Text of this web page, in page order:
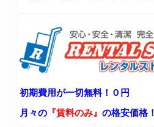
初期費用が一切無料！０円
月々の 『賃料のみ』 の格安価格！